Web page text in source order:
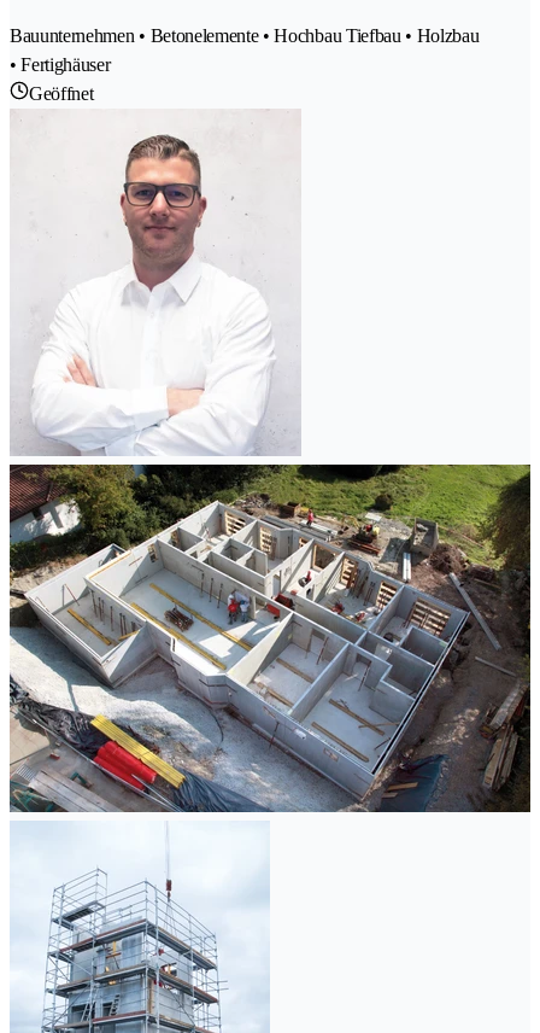
Bauunternehmen • Betonelemente • Hochbau Tiefbau • Holzbau
• Fertighäuser
Geöffnet